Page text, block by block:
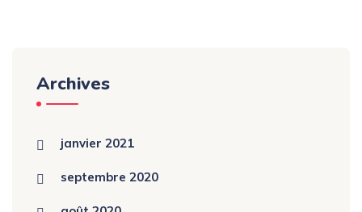
Archives
janvier 2021
septembre 2020